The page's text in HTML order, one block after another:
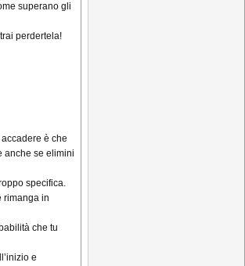
superano gli
perdertela!
è che
anche se elimini
specifica.
rimanga in
che tu
e